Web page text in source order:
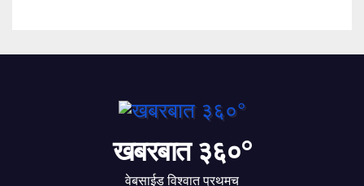
खबरबात ३६०°
वेबसाईड विश्वात प्रथमच